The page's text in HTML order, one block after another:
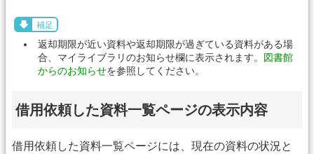
補足
返却期限が近い資料や返却期限が過ぎている資料がある場
合、マイライブラリのお知らせ欄に表示されます。 図書館
からのお知らせを参照してください。
借用依頼した資料一覧ページの表示内容
借用依頼した資料一覧ページには、現在の資料の状況と